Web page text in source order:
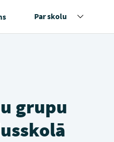
Par skolu
grupu